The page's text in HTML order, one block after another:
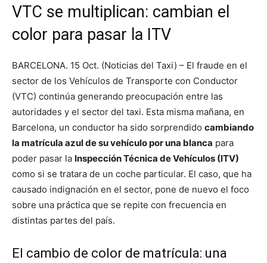
VTC se multiplican: cambian el
color para pasar la ITV
BARCELONA. 15 Oct. (Noticias del Taxi) – El fraude en el
sector de los Vehículos de Transporte con Conductor
(VTC) continúa generando preocupación entre las
autoridades y el sector del taxi. Esta misma mañana, en
Barcelona, un conductor ha sido sorprendido cambiando
la matrícula azul de su vehículo por una blanca para
poder pasar la Inspección Técnica de Vehículos (ITV)
como si se tratara de un coche particular. El caso, que ha
causado indignación en el sector, pone de nuevo el foco
sobre una práctica que se repite con frecuencia en
distintas partes del país.
El cambio de color de matrícula: una